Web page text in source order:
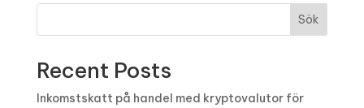
Sök
Recent Posts
Inkomstskatt på handel med kryptovalutor för